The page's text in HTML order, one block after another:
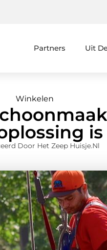
Partners Uit
Winkelen
Door Het Zeep Huisje.nl